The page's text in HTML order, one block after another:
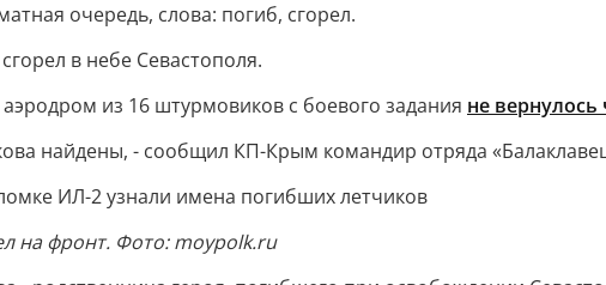
очередь, слова: погиб, сгорел.
в небе Севастополя.
из 16 штурмовиков с боевого задания не вернулось
найдены, - сообщил КП-Крым командир отряда
на фронт. Фото: moypolk.ru